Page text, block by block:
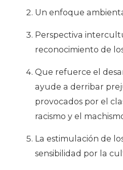
Un enfoque
Perspectiva
reconocimiento de
Que refuerce el
ayude a derribar
provocados por el
racismo y el
La estimulación de
sensibilidad por la